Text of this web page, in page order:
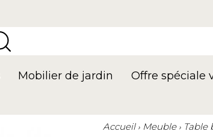
Mobilier de jardin Offre spéciale
Accueil Meuble Table